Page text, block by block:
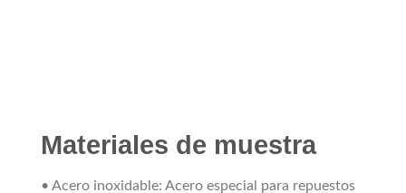
Materiales de muestra
• Acero inoxidable: Acero especial para repuestos